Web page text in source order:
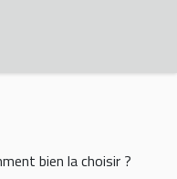
bien la choisir ?